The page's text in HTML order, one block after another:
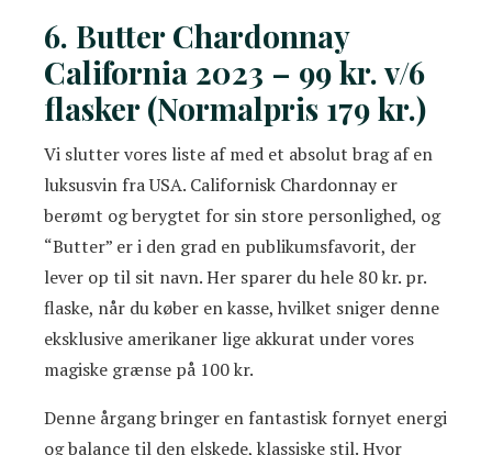
6. Butter Chardonnay
California 2023 – 99 kr. v/6
flasker (Normalpris 179 kr.)
Vi slutter vores liste af med et absolut brag af en
luksusvin fra USA. Californisk Chardonnay er
berømt og berygtet for sin store personlighed, og
“Butter” er i den grad en publikumsfavorit, der
lever op til sit navn. Her sparer du hele 80 kr. pr.
flaske, når du køber en kasse, hvilket sniger denne
eksklusive amerikaner lige akkurat under vores
magiske grænse på 100 kr.
Denne årgang bringer en fantastisk fornyet energi
og balance til den elskede, klassiske stil. Hvor